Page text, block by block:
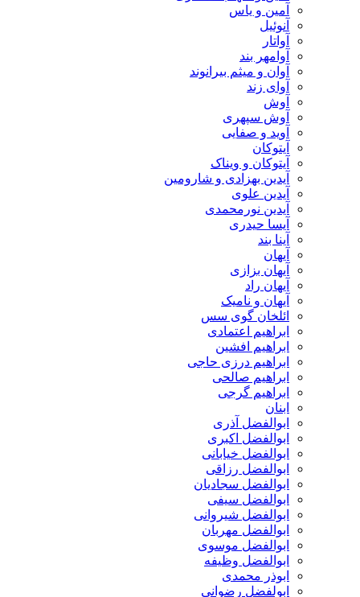
آمین و یاس
آنوئیل
آواتار
آوامهر بند
آوان و میثم بیرانوند
آوای زند
آوش
آوش سپهری
آوید و صفایی
آیتوکان
آیتوکان و ویناک
آیدین بهزادی و شارومین
آیدین علوی
آیدین نورمحمدی
آیسا حیدری
آینا بند
آیهان
آیهان بزازی
آیهان راد
آیهان و نامیک
ائلخان گوی سس
ابراهیم اعتمادی
ابراهیم افشین
ابراهیم درزی حاجی
ابراهیم صالحی
ابراهیم گرجی
ابنان
ابوالفضل آذری
ابوالفضل اکبری
ابوالفضل خیابانی
ابوالفضل رزاقی
ابوالفضل سجادیان
ابوالفضل سیفی
ابوالفضل شیروانی
ابوالفضل مهربان
ابوالفضل موسوی
ابوالفضل وظیفه
ابوذر محمدی
ابولفضل رضوانی